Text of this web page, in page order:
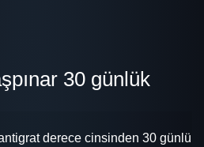
30 günlük
derece cinsinden 30 günlük